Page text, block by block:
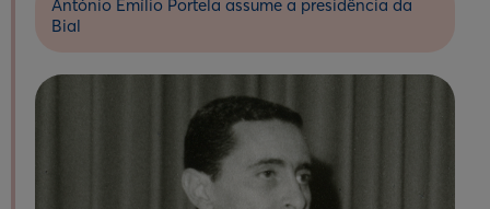
António Emílio Portela assume a presidência da
Bial